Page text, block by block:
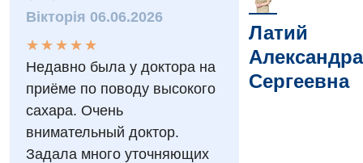
Интернатура
Бесплатные операции
Энциклопедия
Программа лояльности
Диагностика
Ангиографические исследования
Диагностическое отделение
Компьютерная томография
Магнитно-резонансная томография
Диагностическое отделение
Дневной стационар
Онкологическое отделение
Вікторія 06.06.2026
★
★
★
★
★
★ ★ ★ ★ ★
Недавно была у доктора на
приёме по поводу высокого
сахара. Очень
внимательный доктор.
Задала много уточняющих
Латий
Александра
Сергеевна